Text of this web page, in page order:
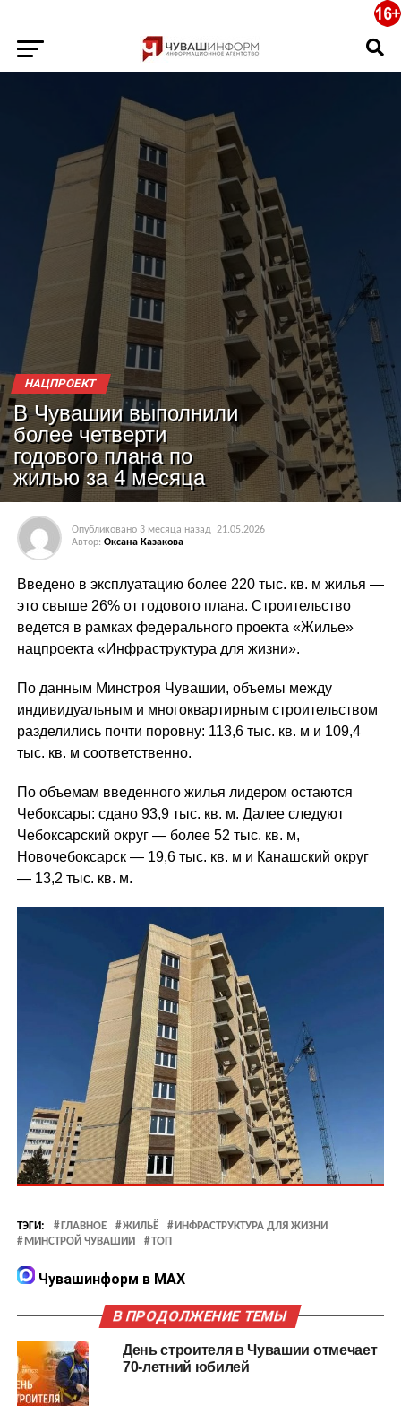
НАЦПРОЕКТ
В Чувашии выполнили
более четверти
годового плана по
жилью за 4 месяца
Опубликовано 3 месяца назад 21.05.2026
Автор: Оксана Казакова
Введено в эксплуатацию более 220 тыс. кв. м жилья —
это свыше 26% от годового плана. Строительство
ведется в рамках федерального проекта «Жилье»
нацпроекта «Инфраструктура для жизни».
По данным Минстроя Чувашии, объемы между
индивидуальным и многоквартирным строительством
разделились почти поровну: 113,6 тыс. кв. м и 109,4
тыс. кв. м соответственно.
По объемам введенного жилья лидером остаются
Чебоксары: сдано 93,9 тыс. кв. м. Далее следуют
Чебоксарский округ — более 52 тыс. кв. м,
Новочебоксарск — 19,6 тыс. кв. м и Канашский округ
— 13,2 тыс. кв. м.
ТЭГИ: ГЛАВНОЕ ЖИЛЬЁ
ИНФРАСТРУКТУРА ДЛЯ ЖИЗНИ
МИНСТРОЙ ЧУВАШИИ
ТОП
Чувашинформ в MAX
В ПРОДОЛЖЕНИЕ ТЕМЫ
День строителя в Чувашии отмечает
70-летний юбилей